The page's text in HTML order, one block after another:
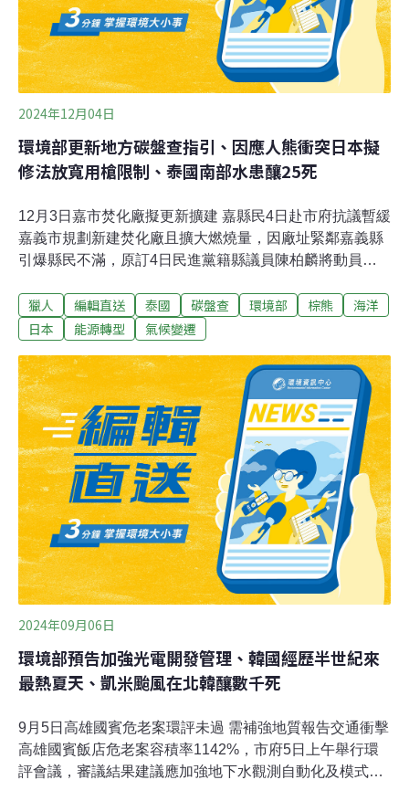
是企業抗高溫行動之一，如日本沒有高溫假，但日本對於
戶外勞工
2024年12月04日
環境部更新地方碳盤查指引、因應人熊衝突日本擬
修法放寬用槍限制、泰國南部水患釀25死
12月3日嘉市焚化廠擬更新擴建 嘉縣民4日赴市府抗議暫緩
嘉義市規劃新建焚化廠且擴大燃燒量，因廠址緊鄰嘉義縣
引爆縣民不滿，原訂4日民進黨籍縣議員陳柏麟將動員千
理，抗議活動暫緩。（中央社報導）花蓮縣廚餘廠年處理
費1500萬 量能不足無法消化全縣產出引議爲了消化花蓮縣
高效廚餘處理廠，不過處理量遠遠不足設置要求，加上廚
餘部分殘水還流入排水溝，引起外界質疑會造成環境汙
染。（公視新聞報導）南投鳥嘴潭人工湖將劃限航區 亂飛
空拍機罰3萬
獵人 編輯直送 泰國 碳盤查 環境部 棕熊
海洋
日本
能源轉型 氣候變遷
2024年09月06日
環境部預告加強光電開發管理、韓國經歷半世紀來
最熱夏天、凱米颱風在北韓釀數千死
9月5日高雄國賓危老案環評未過 需補強地質報告交通衝擊
高雄國賓飯店危老案容積率1142%，市府5日上午舉行環
評會議，審議結果建議應加強地下水觀測自動化及模式模